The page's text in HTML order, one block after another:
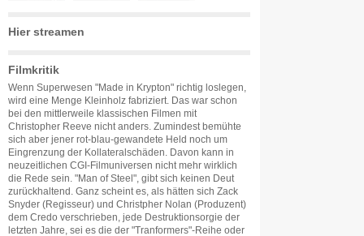
Hier streamen
Filmkritik
Wenn Superwesen "Made in Krypton" richtig loslegen,
wird eine Menge Kleinholz fabriziert. Das war schon
bei den mittlerweile klassischen Filmen mit
Christopher Reeve nicht anders. Zumindest bemühte
sich aber jener rot-blau-gewandete Held noch um
Eingrenzung der Kollateralschäden. Davon kann in
neuzeitlichen CGI-Filmuniversen nicht mehr wirklich
die Rede sein. "Man of Steel", gibt sich keinen Deut
zurückhaltend. Ganz scheint es, als hätten sich Zack
Snyder (Regisseur) und Christpher Nolan (Produzent)
dem Credo verschrieben, jede Destruktionsorgie der
letzten Jahre, sei es die der "Tranformers"-Reihe oder